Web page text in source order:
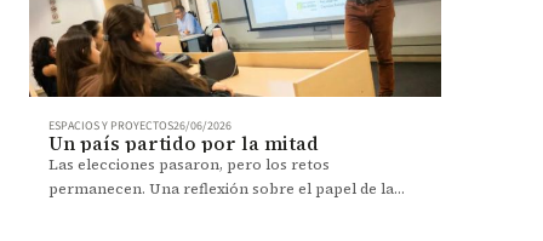
ESPACIOS Y PROYECTOS26/06/2026
Un país partido por la mitad
Las elecciones pasaron, pero los retos
permanecen. Una reflexión sobre el papel de la